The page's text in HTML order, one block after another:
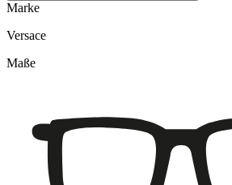
Marke
Versace
Maße